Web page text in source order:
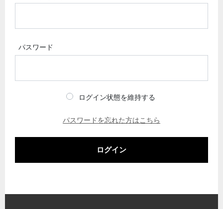
パスワード
ログイン状態を維持する
パスワードを忘れた方はこちら
ログイン